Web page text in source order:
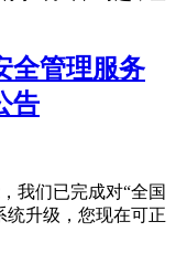
全管理服务
告
我们已完成对“全国
统升级，您现在可正